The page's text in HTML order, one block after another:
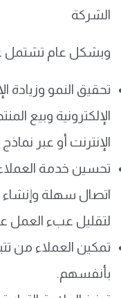
الشركة
وبشكل عام تشتمل
تحقيق النمو وزيادة
الإلكترونية وبيع
الإنترنت أو عبر
تحسين خدمة
اتصال سهلة
لتقليل عبء العمل
تمكين العملاء من
بأنفسهم.